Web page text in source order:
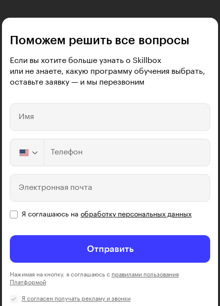
Поможем решить все вопросы
Если вы хотите больше узнать о Skillbox
или не знаете, какую программу обучения выбрать,
оставьте заявку — и мы перезвоним
Имя
Телефон
Электронная почта
Я соглашаюсь на обработку персональных данных
Отправить
Нажимая на кнопку, я соглашаюсь с правилами пользования
Платформой
Я согласен получать рекламу и звонки